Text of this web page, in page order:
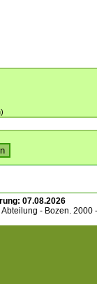
07.08.2026
- Bozen. 2000